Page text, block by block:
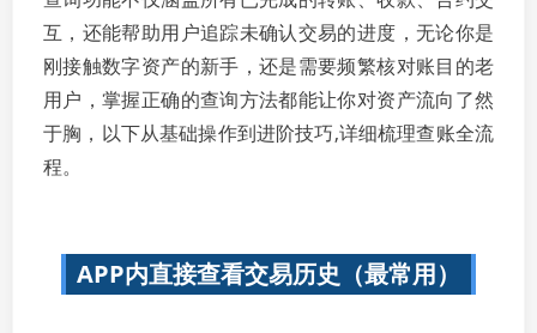
互，还能帮助用户追踪未确认交易的进度，无论你是
刚接触数字资产的新手，还是需要频繁核对账目的老
用户，掌握正确的查询方法都能让你对资产流向了然
于胸，以下从基础操作到进阶技巧,详细梳理查账全流
程。
APP内直接查看交易历史（最常用）